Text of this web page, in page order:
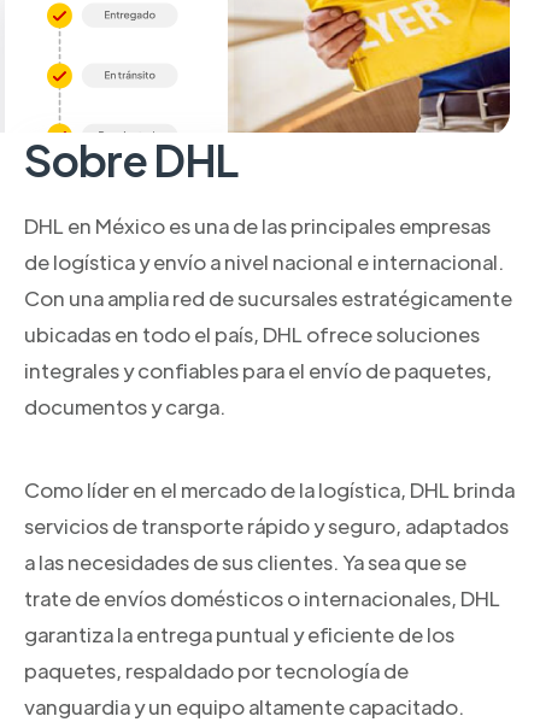
Sobre DHL
DHL en México es una de las principales empresas
de logística y envío a nivel nacional e internacional.
Con una amplia red de sucursales estratégicamente
ubicadas en todo el país, DHL ofrece soluciones
integrales y confiables para el envío de paquetes,
documentos y carga.
Como líder en el mercado de la logística, DHL brinda
servicios de transporte rápido y seguro, adaptados
a las necesidades de sus clientes. Ya sea que se
trate de envíos domésticos o internacionales, DHL
garantiza la entrega puntual y eficiente de los
paquetes, respaldado por tecnología de
vanguardia y un equipo altamente capacitado.